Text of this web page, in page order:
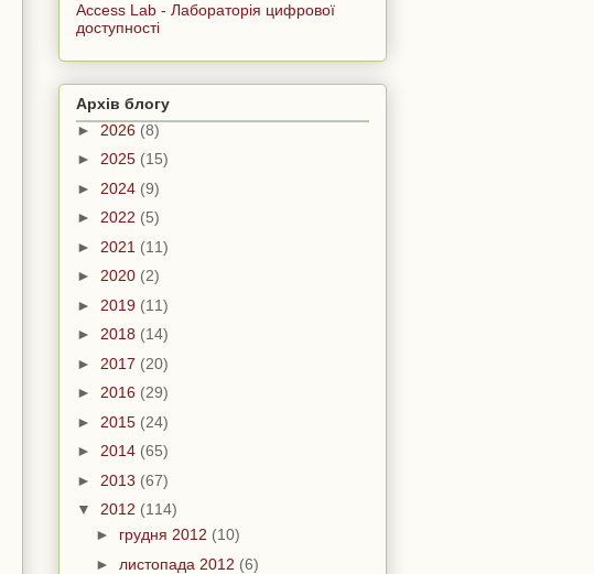
Access Lab - Лабораторія цифрової
доступності
Архів блогу
► 2026 (8)
► 2025 (15)
► 2024 (9)
► 2022 (5)
► 2021 (11)
► 2020 (2)
► 2019 (11)
► 2018 (14)
► 2017 (20)
► 2016 (29)
► 2015 (24)
► 2014 (65)
► 2013 (67)
▼ 2012 (114)
► грудня 2012 (10)
► листопада 2012 (6)